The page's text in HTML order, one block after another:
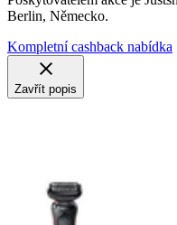
Berlin, Německo.
Kompletní cashback nabídka
Zavřít popis